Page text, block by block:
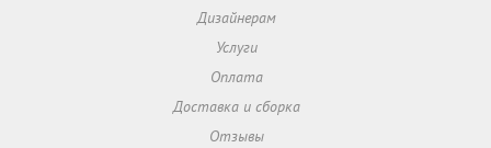
Дизайнерам
Услуги
Оплата
Доставка и сборка
Отзывы